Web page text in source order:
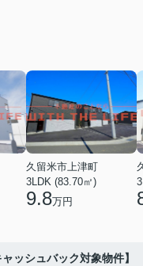
久留米市上津町
3LDK (83.70㎡)
9.8万円
ッシュバック対象物件】